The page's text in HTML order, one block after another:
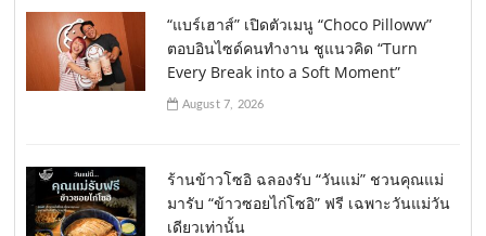
“แบร์เฮาส์” เปิดตัวเมนู “Choco Pilloww”
ตอบอินไซด์คนทำงาน ชูแนวคิด “Turn
Every Break into a Soft Moment”
August 7, 2026
ร้านข้าวโซอิ ฉลองรับ “วันแม่” ชวนคุณแม่
มารับ “ข้าวซอยไก่โซอิ” ฟรี เฉพาะวันแม่วัน
เดียวเท่านั้น